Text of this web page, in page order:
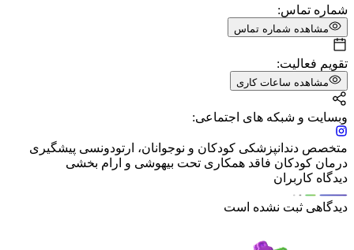
شماره تماس:
مشاهده شماره تماس
تقویم فعالیت:
مشاهده ساعات کاری
وبسایت و شبکه های اجتماعی:
متخصص دندانپزشكى كودكان و نوجوانان، ارتودونسى پيشگيرى
درمان كودكان فاقد همكارى تحت بيهوشى و ارام بخشى
دیدگاه کاربران
دیدگاهی ثبت نشده است